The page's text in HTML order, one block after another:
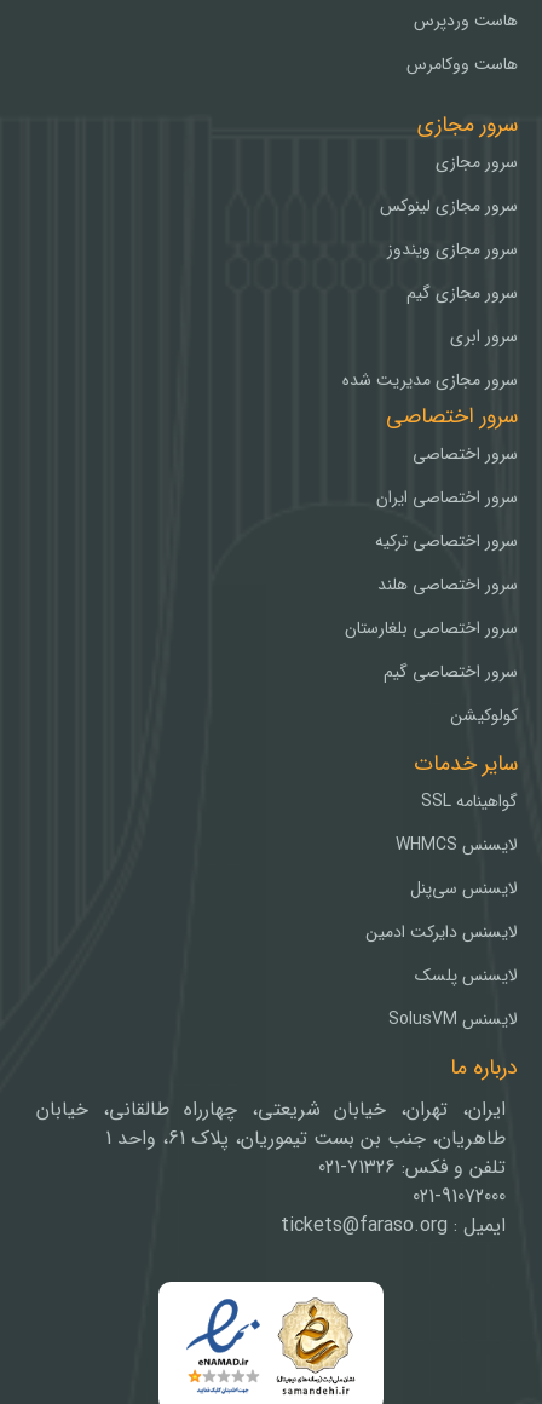
هاست وردپرس
هاست ووکامرس
سرور مجازی
سرور مجازی
سرور مجازی لینوکس
سرور مجازی ویندوز
سرور مجازی گیم
سرور ابری
سرور مجازی مدیریت شده
سرور اختصاصی
سرور اختصاصی
سرور اختصاصی ایران
سرور اختصاصی ترکیه
سرور اختصاصی هلند
سرور اختصاصی بلغارستان
سرور اختصاصی گیم
کولوکیشن
سایر خدمات
گواهینامه SSL
لایسنس WHMCS
لایسنس سی‌پنل
لایسنس دایرکت ادمین
لایسنس پلسک
لایسنس SolusVM
درباره ما
ایران، تهران، خیابان شریعتی، چهارراه طالقانی، خیابان
طاهریان، جنب بن بست تیموریان، پلاک 61، واحد 1
تلفن و فکس: 71326-021
021-91072000
ایمیل : tickets@faraso.org